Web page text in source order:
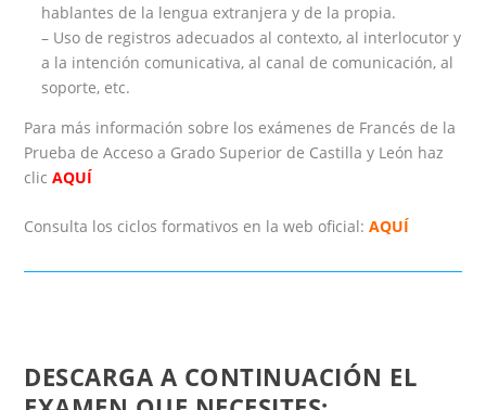
hablantes de la lengua extranjera y de la propia.
– Uso de registros adecuados al contexto, al interlocutor y
a la intención comunicativa, al canal de comunicación, al
soporte, etc.
Para más información sobre los exámenes de Francés de la
Prueba de Acceso a Grado Superior de Castilla y León haz
clicAQUÍ
Consulta los ciclos formativos en la web oficial: AQUÍ
DESCARGA A CONTINUACIÓN EL